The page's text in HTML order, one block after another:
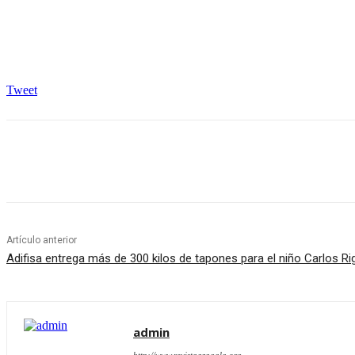
Tweet
Artículo anterior
Adifisa entrega más de 300 kilos de tapones para el niño Carlos
admin